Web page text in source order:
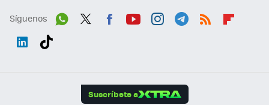
Síguenos
Suscríbete a